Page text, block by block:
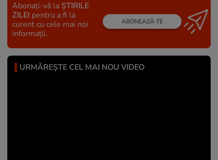
Abonați-vă la ȘTIRILE
ZILEI pentru a fi la
curent cu cele mai noi
informații.
ABONEAZĂ-TE
URMĂREȘTE CEL MAI NOU VIDEO